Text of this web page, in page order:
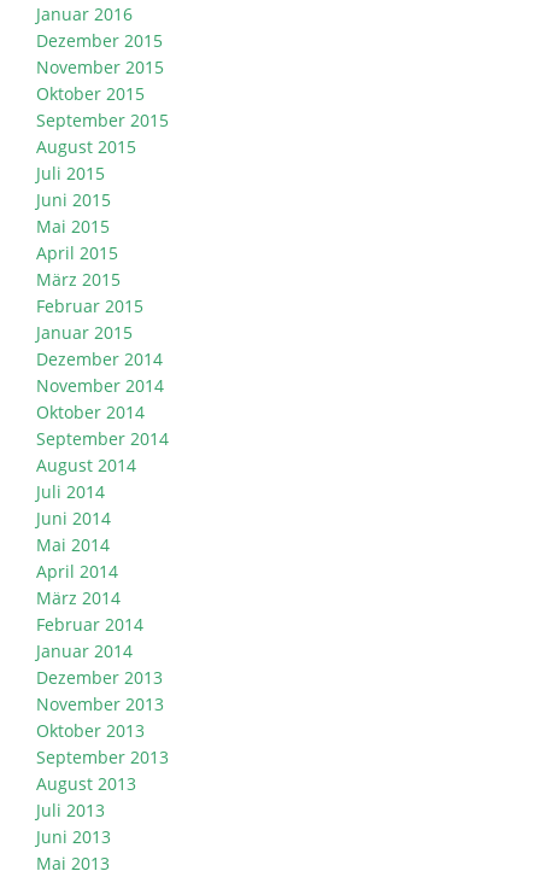
Januar 2016
Dezember 2015
November 2015
Oktober 2015
September 2015
August 2015
Juli 2015
Juni 2015
Mai 2015
April 2015
März 2015
Februar 2015
Januar 2015
Dezember 2014
November 2014
Oktober 2014
September 2014
August 2014
Juli 2014
Juni 2014
Mai 2014
April 2014
März 2014
Februar 2014
Januar 2014
Dezember 2013
November 2013
Oktober 2013
September 2013
August 2013
Juli 2013
Juni 2013
Mai 2013